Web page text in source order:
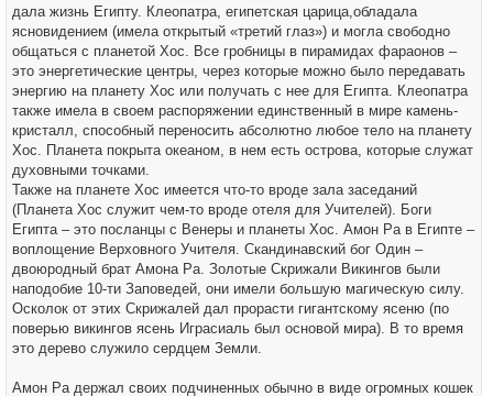
дала жизнь Египту. Клеопатра, египетская царица,обладала
ясновидением (имела открытый «третий глаз») и могла свободно
общаться с планетой Хос. Все гробницы в пирамидах фараонов –
это энергетические центры, через которые можно было передавать
энергию на планету Хос или получать с нее для Египта. Клеопатра
также имела в своем распоряжении единственный в мире камень-
кристалл, способный переносить абсолютно любое тело на планету
Хос. Планета покрыта океаном, в нем есть острова, которые служат
духовными точками.
Также на планете Хос имеется что-то вроде зала заседаний
(Планета Хос служит чем-то вроде отеля для Учителей). Боги
Египта – это посланцы с Венеры и планеты Хос. Амон Ра в Египте –
воплощение Верховного Учителя. Скандинавский бог Один –
двоюродный брат Амона Ра. Золотые Скрижали Викингов были
наподобие 10-ти Заповедей, они имели большую магическую силу.
Осколок от этих Скрижалей дал прорасти гигантскому ясеню (по
поверью викингов ясень Играсиаль был основой мира). В то время
это дерево служило сердцем Земли.
Амон Ра держал своих подчиненных обычно в виде огромных кошек